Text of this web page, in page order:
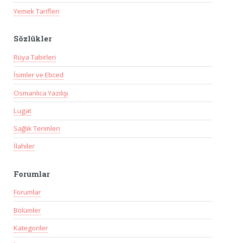
Yemek Tarifleri
Sözlükler
Rüya Tabirleri
İsimler ve Ebced
Osmanlıca Yazılışı
Lugat
Sağlık Terimleri
İlahiler
Forumlar
Forumlar
Bölümler
Kategoriler